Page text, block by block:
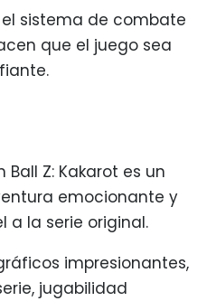
el sistema de combate
que el juego sea
Ball Z: Kakarot es un
emocionante y
a la serie original.
impresionantes,
jugabilidad